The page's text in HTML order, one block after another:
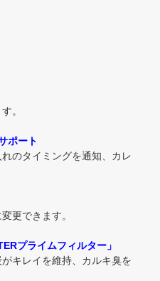
。
ポート
のタイミングを通知、カレ
更できます。
プライムフィルター」
キレイを維持、カルキ臭を